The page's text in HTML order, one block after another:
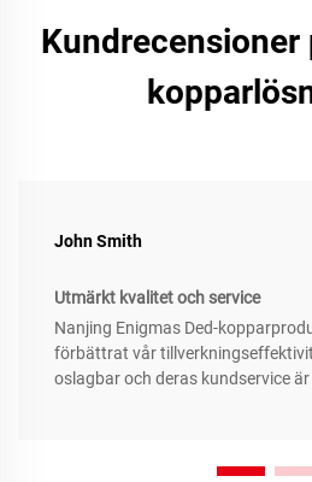
Kundrecensioner
John Smith
Utmärkt kvalitet och service
Nanjing Enigmas Ded-
förbättrat vår
oslagbar och deras kundservice